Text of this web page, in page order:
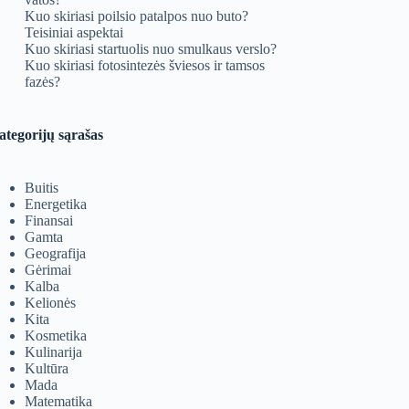
Kuo skiriasi poilsio patalpos nuo buto?
Teisiniai aspektai
Kuo skiriasi startuolis nuo smulkaus verslo?
Kuo skiriasi fotosintezės šviesos ir tamsos
fazės?
sąrašas
Buitis
Energetika
Finansai
Gamta
Geografija
Gėrimai
Kalba
Kelionės
Kita
Kosmetika
Kulinarija
Kultūra
Mada
Matematika